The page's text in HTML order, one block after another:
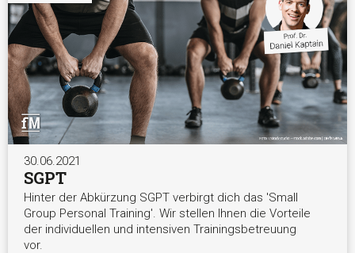
30.06.2021
SGPT
Hinter der Abkürzung SGPT verbirgt dich das 'Small
Group Personal Training'. Wir stellen Ihnen die Vorteile
der individuellen und intensiven Trainingsbetreuung
vor.